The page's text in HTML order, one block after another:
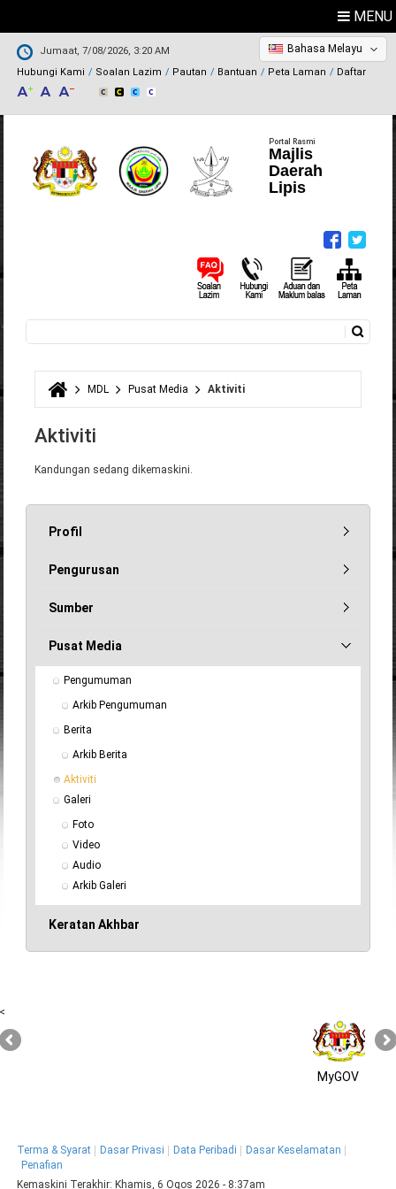
MENU
Jumaat, 7/08/2026, 3:20 AM
Hubungi Kami
Soalan Lazim Pautan Bantuan Peta Laman Daftar
Bahasa Melayu
Portal Rasmi
Majlis
Daerah
Lipis
Borang carian
Anda di sini
MDL Pusat Media Aktiviti
Aktiviti
Kandungan sedang dikemaskini.
Profil
Pengurusan
Sumber
Pusat Media
Pengumuman
Arkib Pengumuman
Berita
Arkib Berita
Aktiviti
Galeri
Foto
Video
Audio
Arkib Galeri
Keratan Akhbar
<
MyGOV
Terma & Syarat Dasar Privasi Data Peribadi
Dasar Keselamatan
Penafian
Kemaskini Terakhir: Khamis, 6 Ogos 2026 - 8:37am